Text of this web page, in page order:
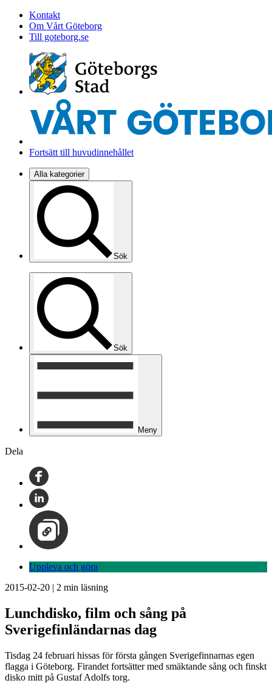
Kontakt
Om Vårt Göteborg
Till goteborg.se
Fortsätt till huvudinnehållet
Alla kategorier
Sök
Sök
Meny
Dela
Uppleva och göra
2015-02-20 | 2 min läsning
Lunchdisko, film och sång på
Sverigefinländarnas dag
Tisdag 24 februari hissas för första gången Sverigefinnarnas egen
flagga i Göteborg. Firandet fortsätter med smäktande sång och finskt
disko mitt på Gustaf Adolfs torg.